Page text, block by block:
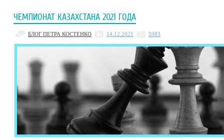
ЧЕМПИОНАТ КАЗАХСТАНА 2021 ГОДА
БЛОГ ПЕТРА КОСТЕНКО 14.12.2021 5983